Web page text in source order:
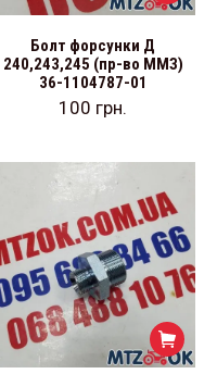
Болт форсунки Д
240,243,245 (пр-во ММЗ)
36-1104787-01
100 грн.